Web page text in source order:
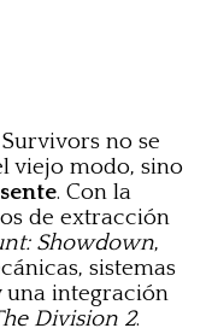
no se
viejo modo, sino
. Con la
de extracción
Showdown,
sistemas
una integración
Division 2.